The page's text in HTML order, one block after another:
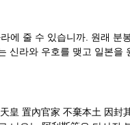
줄 수 있습니까. 원래
라와 우호를 맺고 일본
置內官家 不棄本土 因